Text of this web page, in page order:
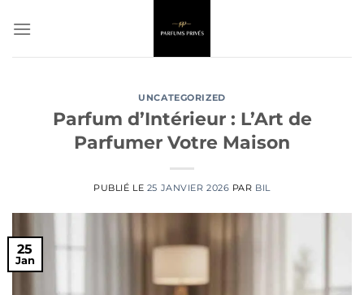
au
UNCATEGORIZED
Parfum d’Intérieur : L’Art de
Parfumer Votre Maison
PUBLIÉ LE 25 JANVIER 2026 PAR BIL
25
Jan